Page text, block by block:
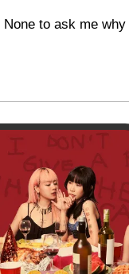
None to ask me